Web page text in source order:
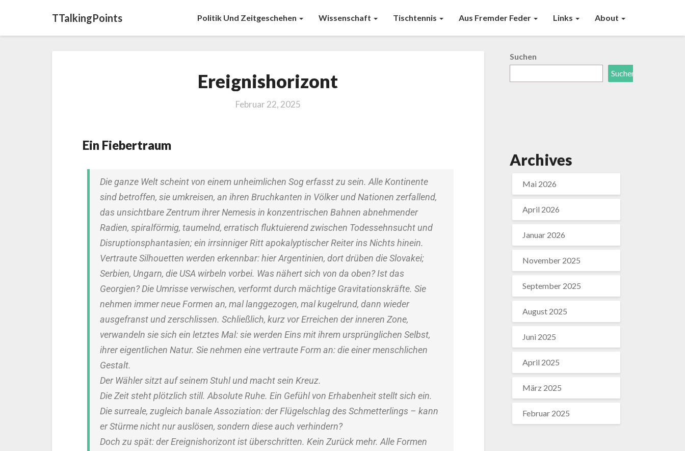
TTalkingPoints Politik Und Zeitgeschehen Wissenschaft Tischtennis Aus Fremder Feder Links About
Ereignishorizont
Februar 22, 2025
Ein Fiebertraum
Die ganze Welt scheint von einem unheimlichen Sog erfasst zu sein. Alle Kontinente
sind betroffen, sie umkreisen, an ihren Bruchkanten in Völker und Nationen zerfallend,
das unsichtbare Zentrum ihrer Nemesis in konzentrischen Bahnen abnehmender
Radien, spiralförmig, taumelnd, erratisch fluktuierend zwischen Todessehnsucht und
Disruptionsphantasien; ein irrsinniger Ritt apokalyptischer Reiter ins Nichts hinein.
Vertraute Silhouetten werden erkennbar: hier Argentinien, dort drüben die Slovakei;
Serbien, Ungarn, die USA wirbeln vorbei. Was nähert sich von da oben? Ist das
Georgien? Die Umrisse verwischen, verformt durch mächtige Gravitationskräfte. Sie
nehmen immer neue Formen an, mal langgezogen, mal kugelrund, dann wieder
ausgefranst und zerschlissen. Schließlich, kurz vor Erreichen der inneren Zone,
verwandeln sie sich ein letztes Mal: sie werden Eins mit ihrem ursprünglichen Selbst,
ihrer eigentlichen Natur. Sie nehmen eine vertraute Form an: die einer menschlichen
Gestalt.
Der Wähler sitzt auf seinem Stuhl und macht sein Kreuz.
Die Zeit steht plötzlich still. Absolute Ruhe. Ein Gefühl von Erhabenheit stellt sich ein.
Die surreale, zugleich banale Assoziation: der Flügelschlag des Schmetterlings – kann
er Stürme nicht nur auslösen, sondern diese auch verhindern?
Doch zu spät: der Ereignishorizont ist überschritten. Kein Zurück mehr. Alle Formen
Suchen
Suchen
Archives
Mai 2026
April 2026
Januar 2026
November 2025
September 2025
August 2025
Juni 2025
April 2025
März 2025
Februar 2025